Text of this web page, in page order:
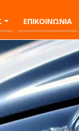
ΕΠΙΚΟΙΝΩΝΙΑ